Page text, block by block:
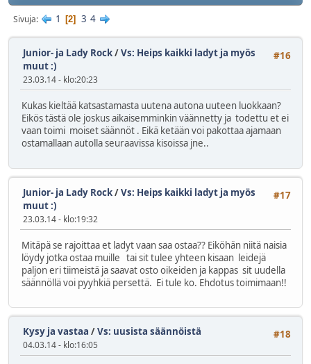
Sivuja 1 2 3 4
#16
Junior- ja Lady Rock/Vs: Heips kaikki ladyt ja myös
muut :)
23.03.14 - klo:20:23
Kukas kieltää katsastamasta uutena autona uuteen luokkaan?
Eikös tästä ole joskus aikaisemminkin väännetty ja todettu et ei
vaan toimi moiset säännöt . Eikä ketään voi pakottaa ajamaan
ostamallaan autolla seuraavissa kisoissa jne..
#17
Junior- ja Lady Rock/Vs: Heips kaikki ladyt ja myös
muut :)
23.03.14 - klo:19:32
Mitäpä se rajoittaa et ladyt vaan saa ostaa?? Eiköhän niitä naisia
löydy jotka ostaa muille tai sit tulee yhteen kisaan leidejä
paljon eri tiimeistä ja saavat osto oikeiden ja kappas sit uudella
säännöllä voi pyyhkiä persettä. Ei tule ko. Ehdotus toimimaan!!
#18
Kysy ja vastaa /Vs: uusista säännöistä
04.03.14 - klo:16:05